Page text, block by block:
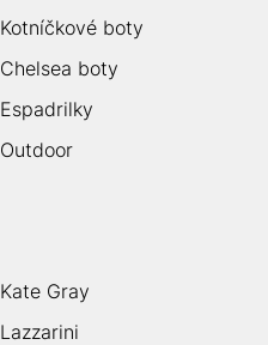
Kotníčkové boty
Chelsea boty
Espadrilky
Outdoor
Kate Gray
Lazzarini